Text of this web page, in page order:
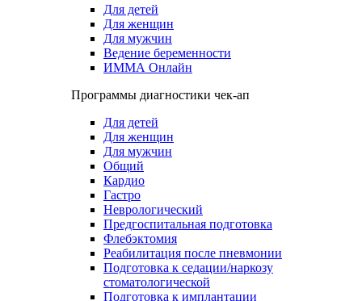
Для детей
Для женщин
Для мужчин
Ведение беременности
ИММА Онлайн
Программы диагностики чек-ап
Для детей
Для женщин
Для мужчин
Общий
Кардио
Гастро
Неврологический
Предгоспитальная подготовка
Флебэктомия
Реабилитация после пневмонии
Подготовка к седации/наркозу
стоматологической
Подготовка к имплантации